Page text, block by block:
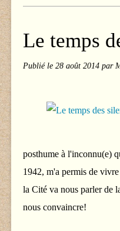
Le temps
Publié le 28 août 2014 par
posthume à l'inconnu(e)
1942, m'a permis de
la Cité va nous parler de
nous convaincre!